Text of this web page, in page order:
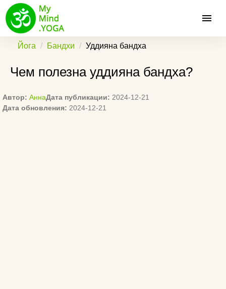
Йога Бандхи Уддияна бандха
Чем полезна уддияна бандха?
Автор: АннаДата публикации: 2024-12-21
Дата обновления: 2024-12-21